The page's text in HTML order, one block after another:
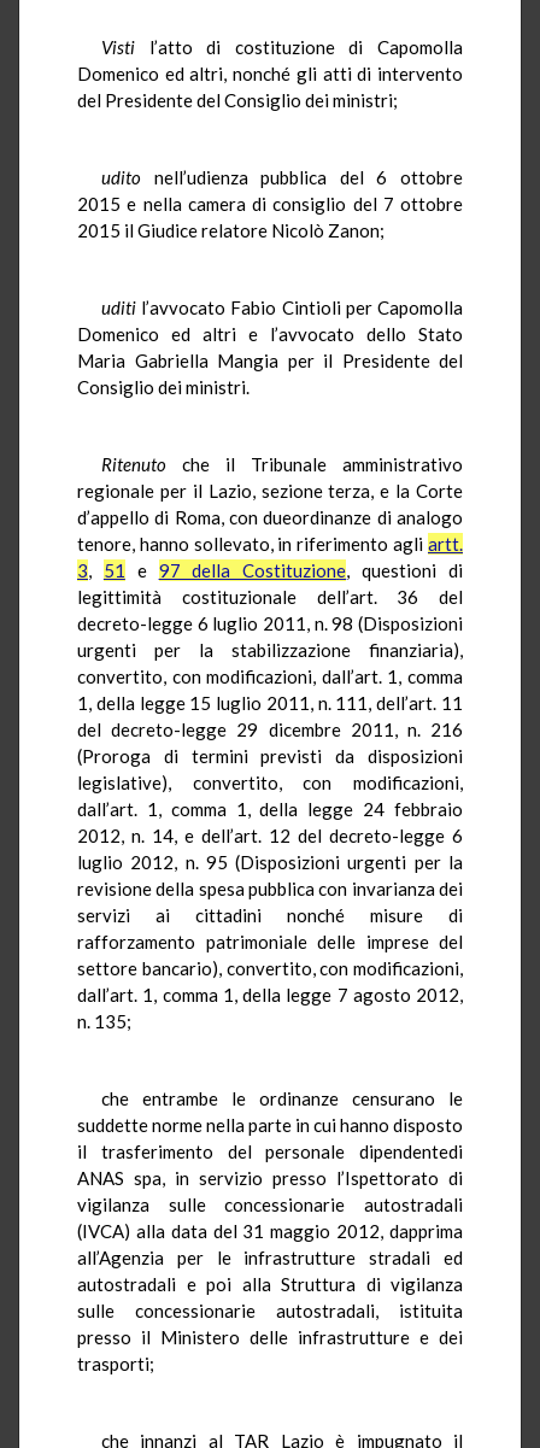
Visti l’atto di costituzione di Capomolla
Domenico ed altri, nonché gli atti di intervento
del Presidente del Consiglio dei ministri;
udito nell’udienza pubblica del 6 ottobre
2015 e nella camera di consiglio del 7 ottobre
2015 il Giudice relatore Nicolò Zanon;
uditi l’avvocato Fabio Cintioli per Capomolla
Domenico ed altri e l’avvocato dello Stato
Maria Gabriella Mangia per il Presidente del
Consiglio dei ministri.
Ritenuto che il Tribunale amministrativo
regionale per il Lazio, sezione terza, e la Corte
d’appello di Roma, con dueordinanze di analogo
tenore, hanno sollevato, in riferimento agli artt.
3, 51 e 97 della Costituzione, questioni di
legittimità costituzionale dell’art. 36 del
decreto-legge 6 luglio 2011, n. 98 (Disposizioni
urgenti per la stabilizzazione finanziaria),
convertito, con modificazioni, dall’art. 1, comma
1, della legge 15 luglio 2011, n. 111, dell’art. 11
del decreto-legge 29 dicembre 2011, n. 216
(Proroga di termini previsti da disposizioni
legislative), convertito, con modificazioni,
dall’art. 1, comma 1, della legge 24 febbraio
2012, n. 14, e dell’art. 12 del decreto-legge 6
luglio 2012, n. 95 (Disposizioni urgenti per la
revisione della spesa pubblica con invarianza dei
servizi ai cittadini nonché misure di
rafforzamento patrimoniale delle imprese del
settore bancario), convertito, con modificazioni,
dall’art. 1, comma 1, della legge 7 agosto 2012,
n. 135;
che entrambe le ordinanze censurano le
suddette norme nella parte in cui hanno disposto
il trasferimento del personale dipendentedi
ANAS spa, in servizio presso l’Ispettorato di
vigilanza sulle concessionarie autostradali
(IVCA) alla data del 31 maggio 2012, dapprima
all’Agenzia per le infrastrutture stradali ed
autostradali e poi alla Struttura di vigilanza
sulle concessionarie autostradali, istituita
presso il Ministero delle infrastrutture e dei
trasporti;
che innanzi al TAR Lazio è impugnato il